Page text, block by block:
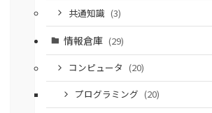
共通知識 (3)
情報倉庫 (29)
コンピュータ (20)
プログラミング (20)